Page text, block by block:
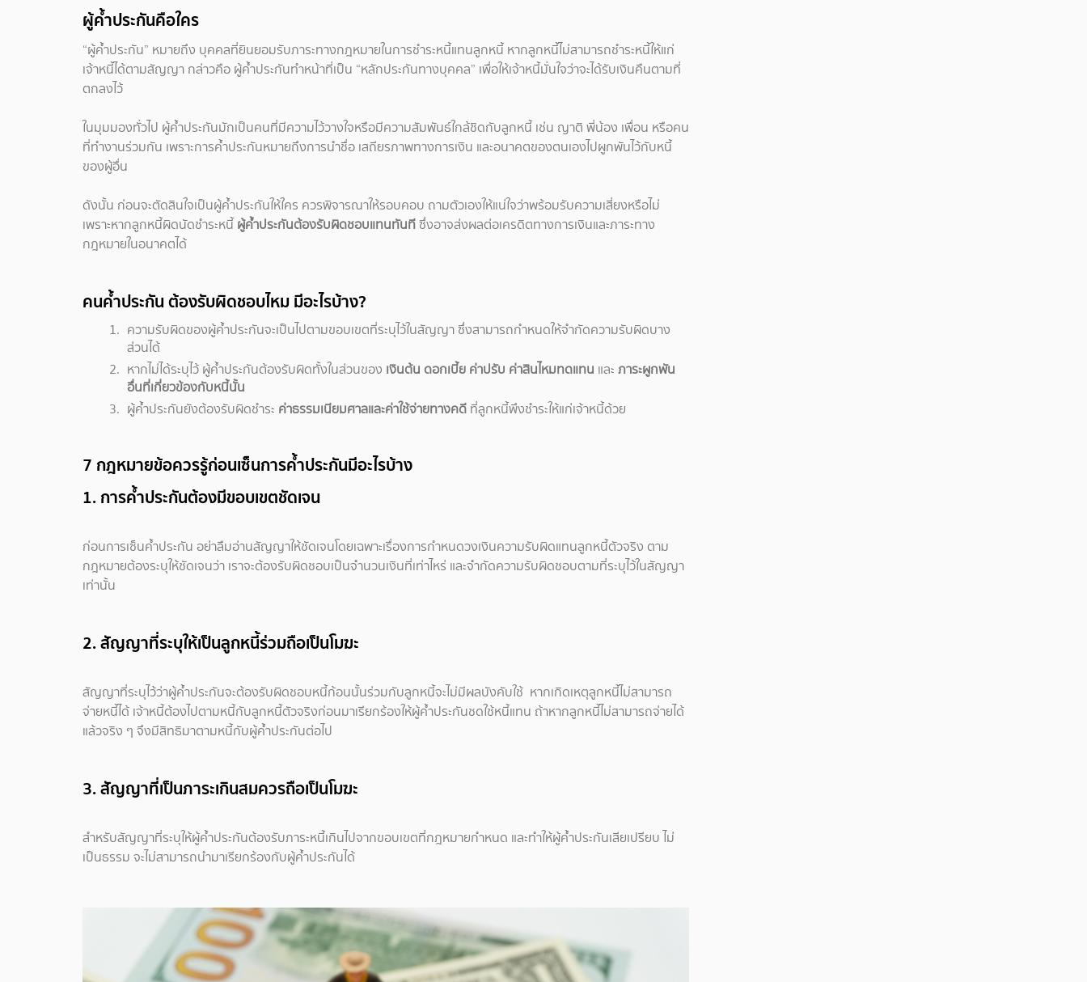
ผู้ค้ำประกันคือใคร
“ผู้ค้ำประกัน” หมายถึง บุคคลที่ยินยอมรับภาระทางกฎหมายในการชำระหนี้แทนลูกหนี้ หากลูกหนี้ไม่สามารถชำระหนี้ให้แก่
เจ้าหนี้ได้ตามสัญญา กล่าวคือ ผู้ค้ำประกันทำหน้าที่เป็น “หลักประกันทางบุคคล” เพื่อให้เจ้าหนี้มั่นใจว่าจะได้รับเงินคืนตามที่
ตกลงไว้
ในมุมมองทั่วไป ผู้ค้ำประกันมักเป็นคนที่มีความไว้วางใจหรือมีความสัมพันธ์ใกล้ชิดกับลูกหนี้ เช่น ญาติ พี่น้อง เพื่อน หรือคน
ที่ทำงานร่วมกัน เพราะการค้ำประกันหมายถึงการนำชื่อ เสถียรภาพทางการเงิน และอนาคตของตนเองไปผูกพันไว้กับหนี้
ของผู้อื่น
ดังนั้น ก่อนจะตัดสินใจเป็นผู้ค้ำประกันให้ใคร ควรพิจารณาให้รอบคอบ ถามตัวเองให้แน่ใจว่าพร้อมรับความเสี่ยงหรือไม่
เพราะหากลูกหนี้ผิดนัดชำระหนี้ ผู้ค้ำประกันต้องรับผิดชอบแทนทันทีซึ่งอาจส่งผลต่อเครดิตทางการเงินและภาระทาง
กฎหมายในอนาคตได้
คนค้ำประกัน ต้องรับผิดชอบไหมมีอะไรบ้าง?
ความรับผิดของผู้ค้ำประกันจะเป็นไปตามขอบเขตที่ระบุไว้ในสัญญา ซึ่งสามารถกำหนดให้จำกัดความรับผิดบาง
ส่วนได้
หากไม่ได้ระบุไว้ ผู้ค้ำประกันต้องรับผิดทั้งในส่วนของ เงินต้น ดอกเบี้ย ค่าปรับ ค่าสินไหมทดแทน และ ภาระผูกพัน
อื่นที่เกี่ยวข้องกับหนี้นั้น
ผู้ค้ำประกันยังต้องรับผิดชำระ ค่าธรรมเนียมศาลและค่าใช้จ่ายทางคดี ที่ลูกหนี้พึงชำระให้แก่เจ้าหนี้ด้วย
7 กฎหมายข้อควรรู้ก่อนเซ็นการค้ำประกันมีอะไรบ้าง
1. การค้ำประกันต้องมีขอบเขตชัดเจน
ก่อนการเซ็นค้ำประกัน อย่าลืมอ่านสัญญาให้ชัดเจนโดยเฉพาะเรื่องการกำหนดวงเงินความรับผิดแทนลูกหนี้ตัวจริง ตาม
กฎหมายต้องระบุให้ชัดเจนว่า เราจะต้องรับผิดชอบเป็นจำนวนเงินที่เท่าไหร่ และจำกัดความรับผิดชอบตามที่ระบุไว้ในสัญญา
เท่านั้น
2. สัญญาที่ระบุให้เป็นลูกหนี้ร่วมถือเป็นโมฆะ
สัญญาที่ระบุไว้ว่าผู้ค้ำประกันจะต้องรับผิดชอบหนี้ก้อนนั้นร่วมกับลูกหนี้จะไม่มีผลบังคับใช้ หากเกิดเหตุลูกหนี้ไม่สามารถ
จ่ายหนี้ได้ เจ้าหนี้ต้องไปตามหนี้กับลูกหนี้ตัวจริงก่อนมาเรียกร้องให้ผู้ค้ำประกันชดใช้หนี้แทน ถ้าหากลูกหนี้ไม่สามารถจ่ายได้
แล้วจริง ๆ จึงมีสิทธิมาตามหนี้กับผู้ค้ำประกันต่อไป
3. สัญญาที่เป็นภาระเกินสมควรถือเป็นโมฆะ
สำหรับสัญญาที่ระบุให้ผู้ค้ำประกันต้องรับภาระหนี้เกินไปจากขอบเขตที่กฎหมายกำหนด และทำให้ผู้ค้ำประกันเสียเปรียบ ไม่
เป็นธรรม จะไม่สามารถนำมาเรียกร้องกับผู้ค้ำประกันได้